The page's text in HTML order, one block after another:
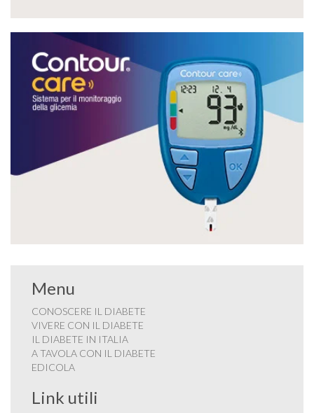
Menu
CONOSCERE IL DIABETE
VIVERE CON IL DIABETE
IL DIABETE IN ITALIA
A TAVOLA CON IL DIABETE
EDICOLA
Link utili